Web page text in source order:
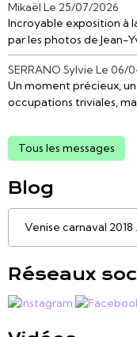
Mikaël Le 25/07/2026
Incroyable exposition à
par les photos de Jean-
SERRANO Sylvie Le 06/
Un moment précieux,
occupations triviales,
Tous les messages
Blog
Venise carnaval
Réseaux